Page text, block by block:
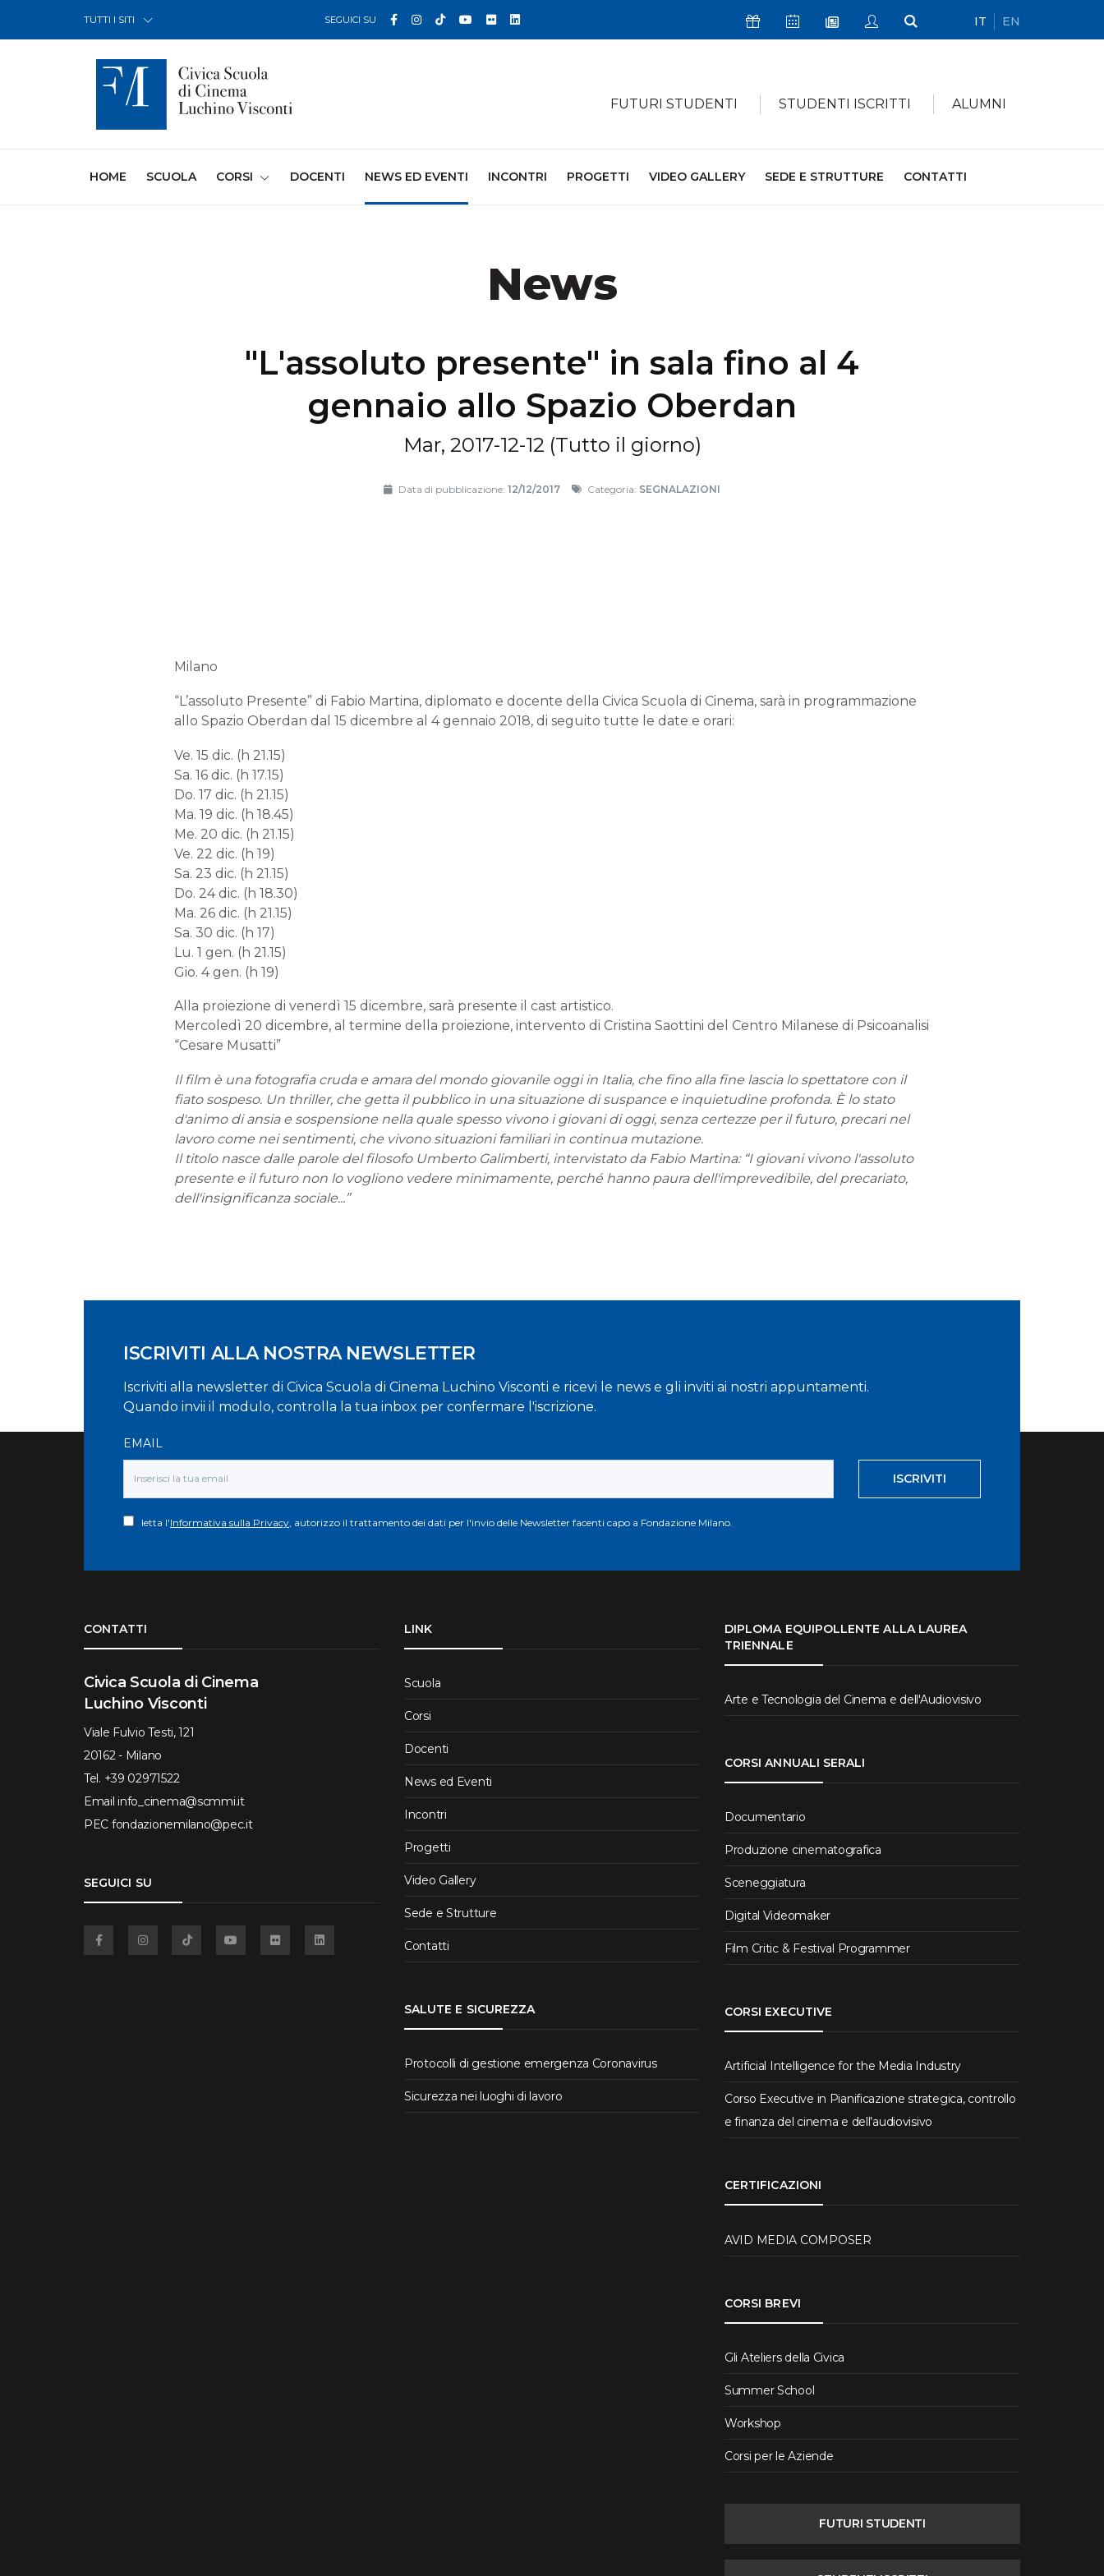
TUTTI I SITI SEGUICI SU Facebook
Instagram
TikTokYouTube
FlickrLinkedin Icona SostieniciIcona Calendario Eventi
Icona Newsletter
Icona My Civica
Icona Cerca
IT EN
FUTURI STUDENTI STUDENTI ISCRITTI ALUMNI
HOME (CURRENT)
SCUOLA CORSI DOCENTI NEWS ED EVENTI INCONTRI PROGETTI VIDEO GALLERY SEDE E STRUTTURE CONTATTI
News
"L'assoluto presente" in sala fino al 4
gennaio allo Spazio Oberdan
Mar, 2017-12-12 (Tutto il giorno)
Data di pubblicazione:12/12/2017 Categoria: SEGNALAZIONI
Milano
“L’assoluto Presente” di Fabio Martina, diplomato e docente della Civica Scuola di Cinema, sarà in programmazione
allo Spazio Oberdan dal 15 dicembre al 4 gennaio 2018, di seguito tutte le date e orari:
Ve. 15 dic. (h 21.15)
Sa. 16 dic. (h 17.15)
Do. 17 dic. (h 21.15)
Ma. 19 dic. (h 18.45)
Me. 20 dic. (h 21.15)
Ve. 22 dic. (h 19)
Sa. 23 dic. (h 21.15)
Do. 24 dic. (h 18.30)
Ma. 26 dic. (h 21.15)
Sa. 30 dic. (h 17)
Lu. 1 gen. (h 21.15)
Gio. 4 gen. (h 19)
Alla proiezione di venerdì 15 dicembre, sarà presente il cast artistico.
Mercoledì 20 dicembre, al termine della proiezione, intervento di Cristina Saottini del Centro Milanese di Psicoanalisi
“Cesare Musatti”
Il film è una fotografia cruda e amara del mondo giovanile oggi in Italia, che fino alla fine lascia lo spettatore con il
fiato sospeso. Un thriller, che getta il pubblico in una situazione di suspance e inquietudine profonda. È lo stato
d'animo di ansia e sospensione nella quale spesso vivono i giovani di oggi, senza certezze per il futuro, precari nel
lavoro come nei sentimenti, che vivono situazioni familiari in continua mutazione.
Il titolo nasce dalle parole del filosofo Umberto Galimberti, intervistato da Fabio Martina: “I giovani vivono l'assoluto
presente e il futuro non lo vogliono vedere minimamente, perché hanno paura dell'imprevedibile, del precariato,
dell'insignificanza sociale...”
ISCRIVITI ALLA NOSTRA NEWSLETTER
Iscriviti alla newsletter di Civica Scuola di Cinema Luchino Visconti e ricevi le news e gli inviti ai nostri appuntamenti.
Quando invii il modulo, controlla la tua inbox per confermare l'iscrizione.
EMAIL
ISCRIVITI
letta l'Informativa sulla Privacy , autorizzo il trattamento dei dati per l'invio delle Newsletter facenti capo a Fondazione Milano.
CONTATTI
Civica Scuola di Cinema
Luchino Visconti
Viale Fulvio Testi, 121
20162 - Milano
Tel. +39 02971522
Email info_cinema@scmmi.it
PEC fondazionemilano@pec.it
SEGUICI SU
LINK
Scuola
Corsi
Docenti
News ed Eventi
Incontri
Progetti
Video Gallery
Sede e Strutture
Contatti
SALUTE E SICUREZZA
Protocolli di gestione emergenza Coronavirus
Sicurezza nei luoghi di lavoro
DIPLOMA EQUIPOLLENTE ALLA LAUREA
TRIENNALE
Arte e Tecnologia del Cinema e dell'Audiovisivo
CORSI ANNUALI SERALI
Documentario
Produzione cinematografica
Sceneggiatura
Digital Videomaker
Film Critic & Festival Programmer
CORSI EXECUTIVE
Artificial Intelligence for the Media Industry
Corso Executive in Pianificazione strategica, controllo
e finanza del cinema e dell’audiovisivo
CERTIFICAZIONI
AVID MEDIA COMPOSER
CORSI BREVI
Gli Ateliers della Civica
Summer School
Workshop
Corsi per le Aziende
FUTURI STUDENTI